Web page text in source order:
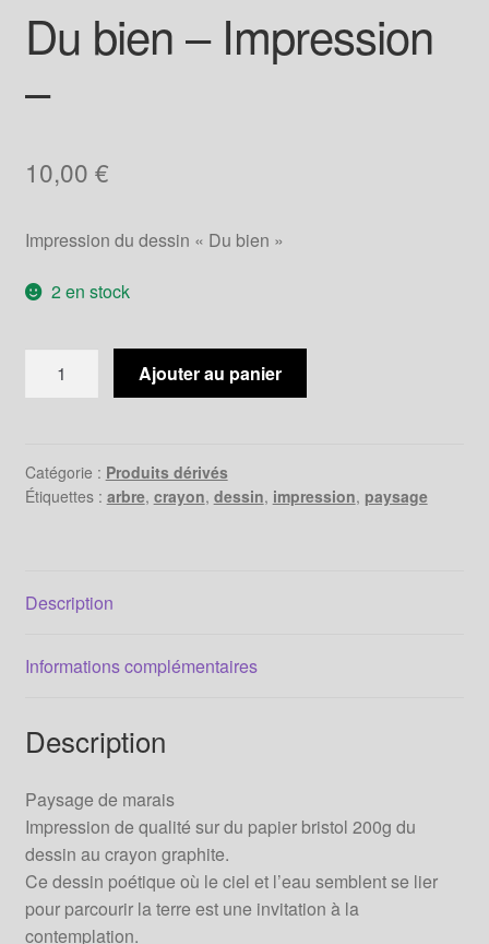
Du bien – Impression
–
10,00 €
Impression du dessin « Du bien »
2 en stock
-
Impression
Ajouter au panier
Catégorie : Produits dérivés
Étiquettes : arbre, crayon, dessin, impression, paysage
Description
Informations complémentaires
Description
Paysage de marais
Impression de qualité sur du papier bristol 200g du
dessin au crayon graphite.
Ce dessin poétique où le ciel et l’eau semblent se lier
pour parcourir la terre est une invitation à la
contemplation.